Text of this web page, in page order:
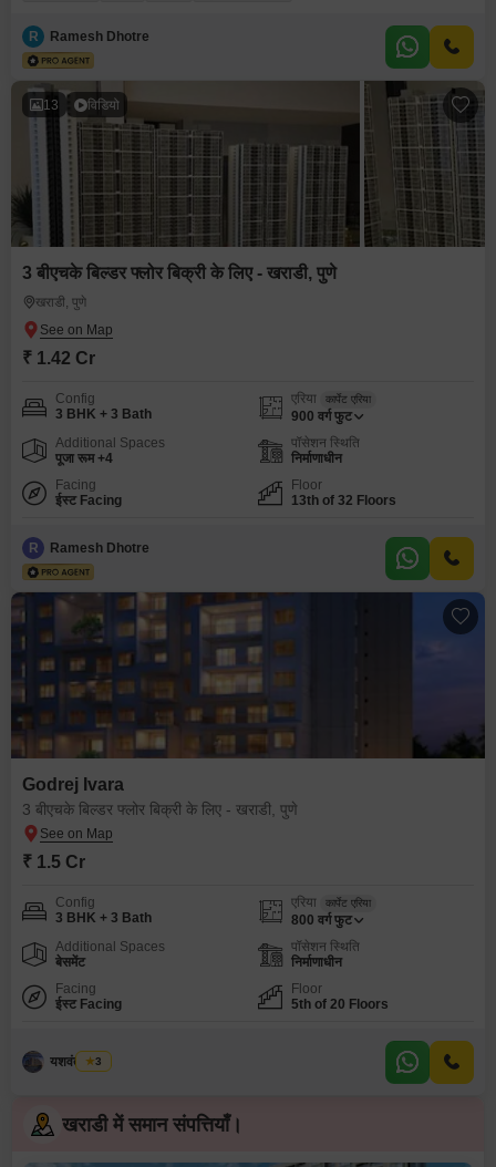
R Ramesh Dhotre
13 विडियो
3 बीएचके बिल्डर फ्लोर बिक्री के लिए - खराडी, पुणे
खराडी, पुणे
₹ 1.42 Cr
Config
3 BHK + 3 Bath
एरिया कार्पेट एरिया
900 वर्ग फुट
Additional Spaces
पूजा रूम +4
पॉसेशन स्थिति
निर्माणाधीन
Facing
ईस्ट Facing
Floor
13th of 32 Floors
R Ramesh Dhotre
Godrej Ivara
3 बीएचके बिल्डर फ्लोर बिक्री के लिए - खराडी, पुणे
₹ 1.5 Cr
Config
3 BHK + 3 Bath
एरिया कार्पेट एरिया
800 वर्ग फुट
Additional Spaces
बेसमेंट
पॉसेशन स्थिति
निर्माणाधीन
Facing
ईस्ट Facing
Floor
5th of 20 Floors
यशवंत निकम
3
खराडी में समान संपत्तियाँ।